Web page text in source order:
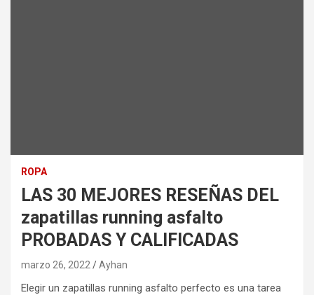
ROPA
LAS 30 MEJORES RESEÑAS DEL
zapatillas running asfalto
PROBADAS Y CALIFICADAS
marzo 26, 2022 Ayhan
Elegir un zapatillas running asfalto perfecto es una tarea